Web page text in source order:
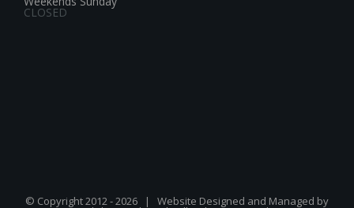
CLOSED
© Copyright 2012 -2026 | Website Designed and Managed by